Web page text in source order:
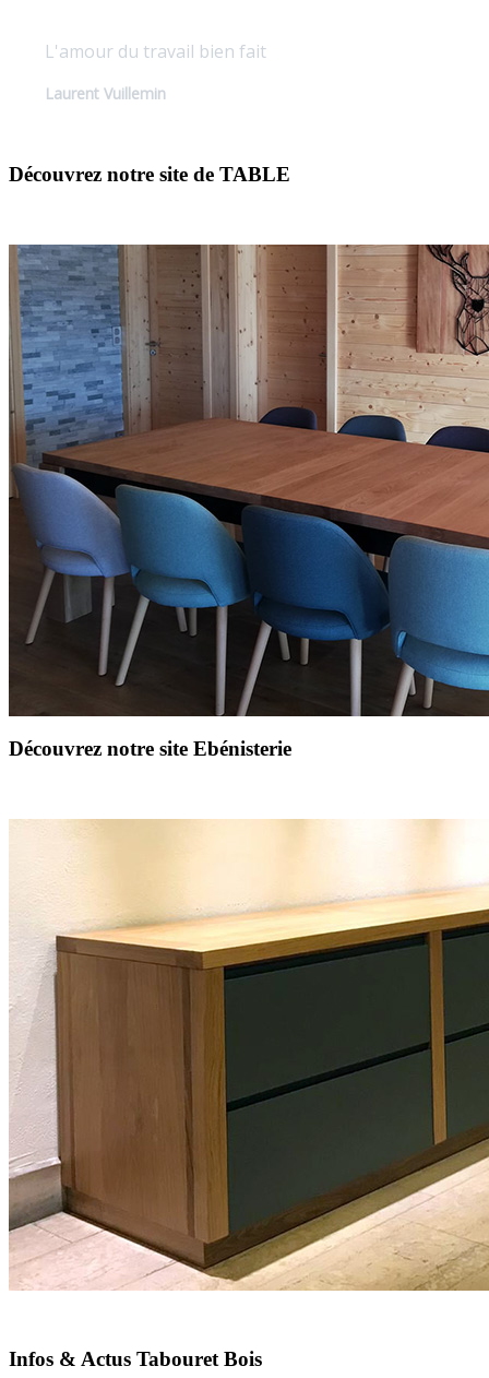
L'amour du travail bien fait
Laurent Vuillemin
Découvrez notre site de TABLE
Découvrez notre site Ebénisterie
Infos & Actus Tabouret Bois